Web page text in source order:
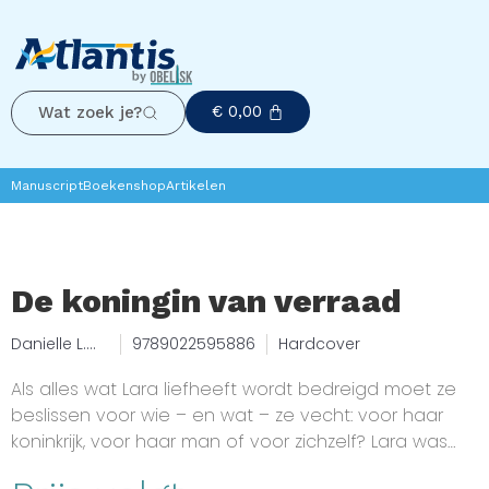
Wat zoek je? € 0,00
ManuscriptBoekenshopArtikelen
De koningin van verraad
Danielle L.
9789022595886 Hardcover
Als alles wat Lara liefheeft wordt bedreigd moet ze
beslissen voor wie – en wat – ze vecht: voor haar
koninkrijk, voor haar man of voor zichzelf? Lara was